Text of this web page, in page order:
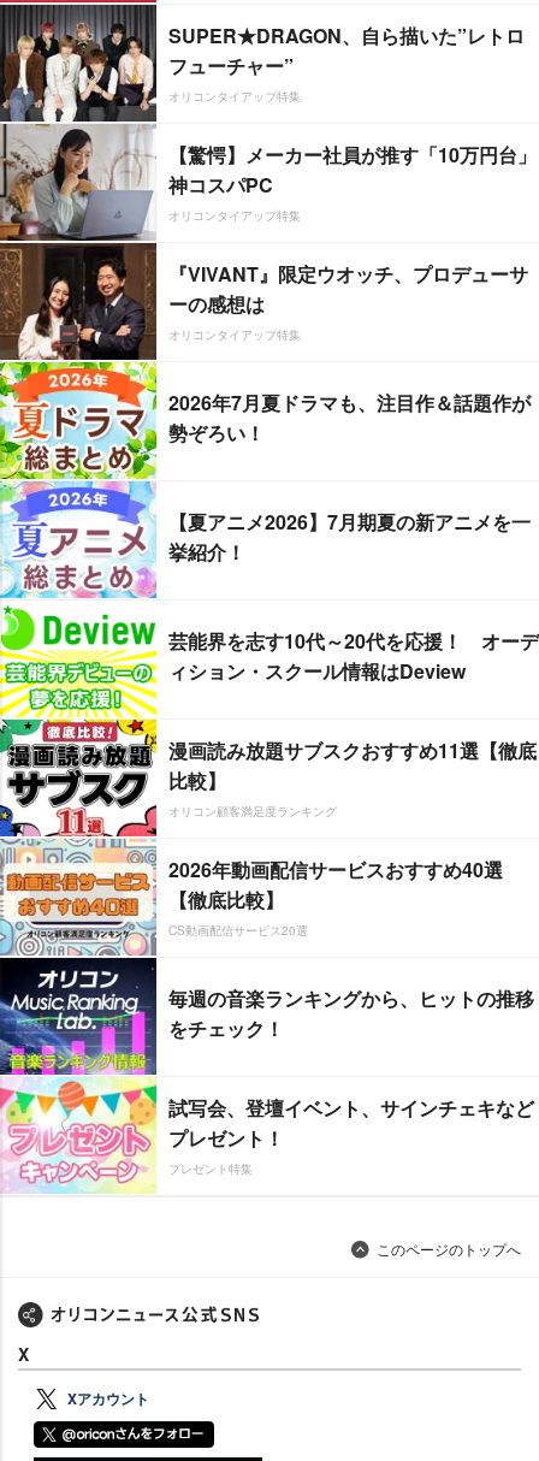
SUPER★DRAGON、自ら描いた”レトロ
フューチャー”
オリコンタイアップ特集
【驚愕】メーカー社員が推す「10万円台」
神コスパPC
オリコンタイアップ特集
『VIVANT』限定ウオッチ、プロデューサ
ーの感想は
オリコンタイアップ特集
2026年7月夏ドラマも、注目作＆話題作が
勢ぞろい！
【夏アニメ2026】7月期夏の新アニメを一
挙紹介！
芸能界を志す10代～20代を応援！ オーデ
ィション・スクール情報はDeview
漫画読み放題サブスクおすすめ11選【徹底
比較】
オリコン顧客満足度ランキング
2026年動画配信サービスおすすめ40選
【徹底比較】
CS動画配信サービス20選
毎週の音楽ランキングから、ヒットの推移
をチェック！
試写会、登壇イベント、サインチェキなど
プレゼント！
プレゼント特集
このページのトップへ
X
Xアカウント